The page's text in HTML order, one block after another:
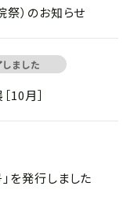
）のお知らせ
ました
10月］
を発行しました